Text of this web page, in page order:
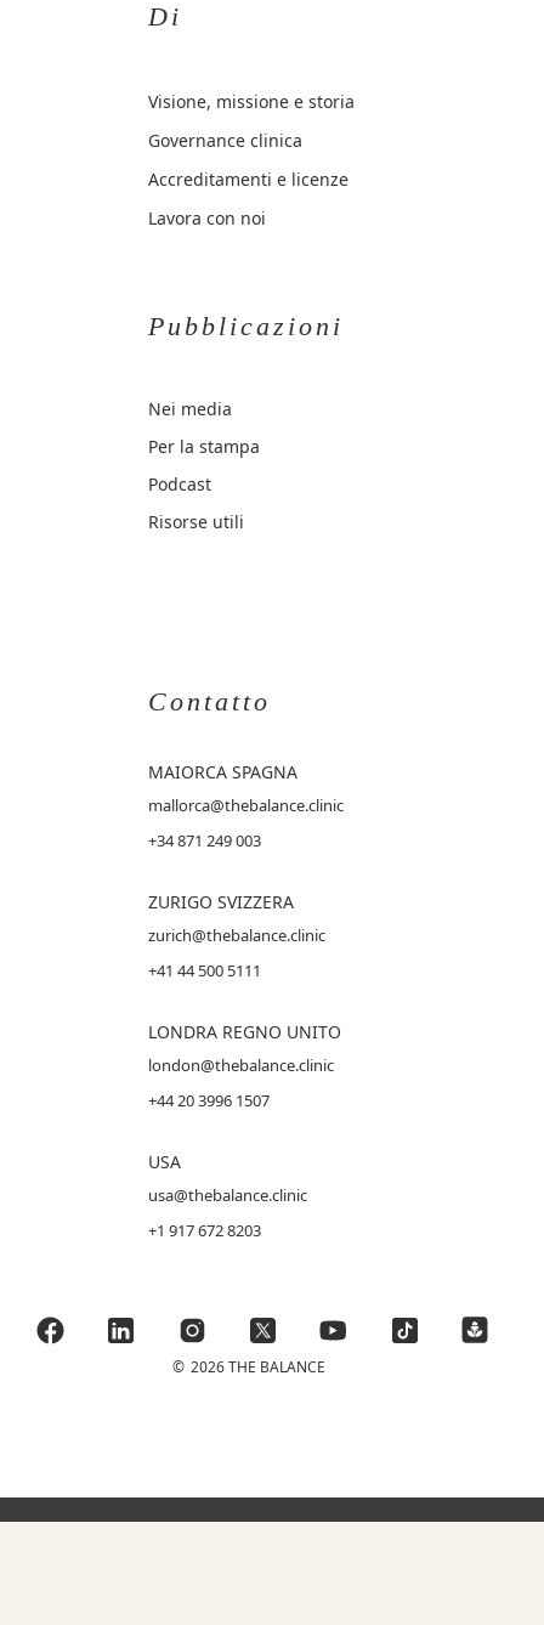
Di
Visione, missione e storia
Governance clinica
Accreditamenti e licenze
Lavora con noi
Pubblicazioni
Nei media
Per la stampa
Podcast
Risorse utili
Contatto
MAIORCA SPAGNA
mallorca@thebalance.clinic
+34 871 249 003
ZURIGO SVIZZERA
zurich@thebalance.clinic
+41 44 500 5111
LONDRA REGNO UNITO
london@thebalance.clinic
+44 20 3996 1507
USA
usa@thebalance.clinic
+1 917 672 8203
© 2026 THE BALANCE